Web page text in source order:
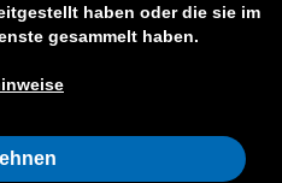
haben oder die sie im
gesammelt haben.